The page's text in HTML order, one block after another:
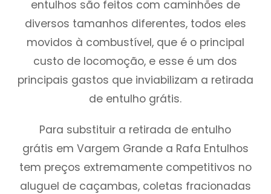
entulhos são feitos com caminhões de
diversos tamanhos diferentes, todos eles
movidos à combustível, que é o principal
custo de locomoção, e esse é um dos
principais gastos que inviabilizam a retirada
de entulho grátis.
Para substituir a retirada de entulho
grátis em Vargem Grande a Rafa Entulhos
tem preços extremamente competitivos no
aluguel de caçambas, coletas fracionadas